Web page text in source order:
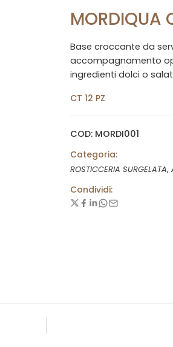
MORDIQUA
Base croccante da
accompagnamento
ingredienti dolci o
CT 12 PZ
COD: MORDI001
Categoria:
ROSTICCERIA SURGELATA,
Condividi: